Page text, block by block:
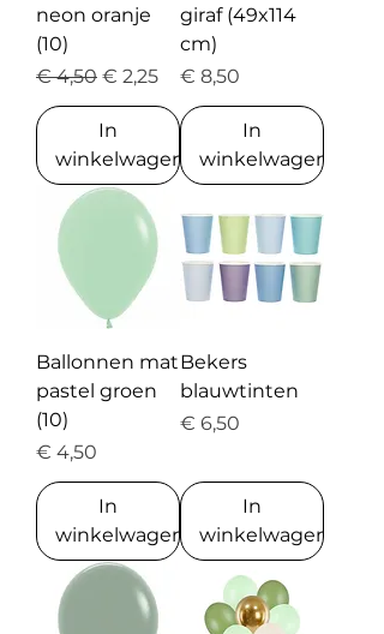
neon oranje
(10)
Normale prijs
€ 4,50 Verkoopprijs
€ 2,25
In
winkelwagen
giraf (49x114
cm)
Prijs
€ 8,50
In
winkelwagen
Ballonnen mat
pastel groen
(10)
Prijs
€ 4,50
In
winkelwagen
Bekers
blauwtinten
Prijs
€ 6,50
In
winkelwagen